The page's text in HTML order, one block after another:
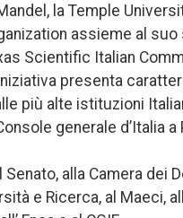
la Temple
assieme al
Scientific Italian
presenta
più alte istituzioni
generale d’Italia
alla Camera dei
e Ricerca, al Maeci,